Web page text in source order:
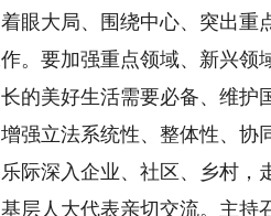
眼大局、围绕中心、突出重
。要加强重点领域、新兴领
长的美好生活需要必备、维
强立法系统性、整体性、协
深入企业、社区、乡村，走
层人大代表亲切交流。主持